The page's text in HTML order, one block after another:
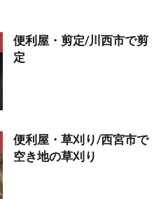
便利屋・剪定/川西市で剪
定
便利屋・草刈り/西宮市で
空き地の草刈り